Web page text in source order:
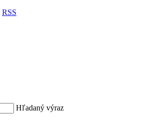
RSS
Hľadaný výraz